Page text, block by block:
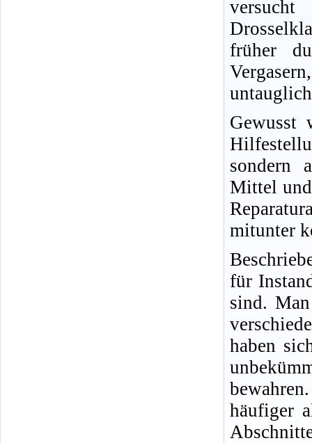
früher
Gewusst
sondern
Mittel und
mitunter
für
sind.
haben
häufiger